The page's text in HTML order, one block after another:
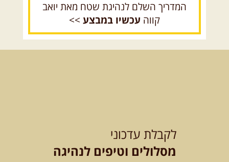
המדריך השלם לנהיגת שטח מאת יואב
קווה עכשיו במבצע >>
לקבלת עדכוני
מסלולים וטיפים לנהיגה